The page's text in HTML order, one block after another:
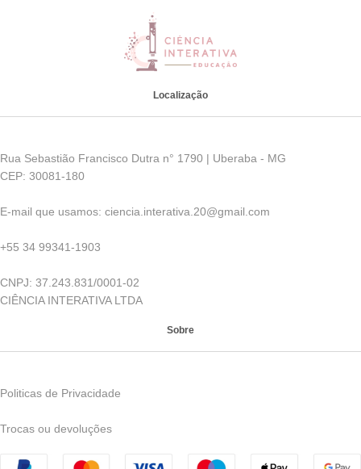
Localização
Rua Sebastião Francisco Dutra n° 1790 | Uberaba - MG
CEP: 30081-180
E-mail que usamos: ciencia.interativa.20@gmail.com
+55 34 99341-1903
CNPJ: 37.243.831/0001-02
CIÊNCIA INTERATIVA LTDA
Sobre
Politicas de Privacidade
Trocas ou devoluções